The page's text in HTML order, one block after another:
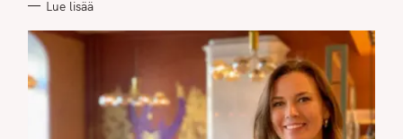
S
Lue lisää